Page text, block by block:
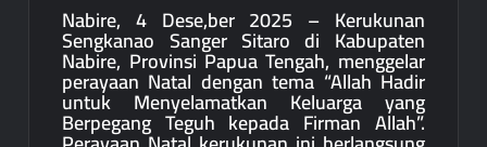
Nabire, 4 Dese,ber 2025 – Kerukunan
Sengkanao Sanger Sitaro di Kabupaten
Nabire, Provinsi Papua Tengah, menggelar
perayaan Natal dengan tema “Allah Hadir
untuk Menyelamatkan Keluarga yang
Berpegang Teguh kepada Firman Allah”.